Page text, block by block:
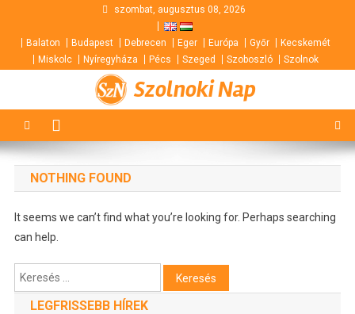
content
szombat, augusztus 08, 2026
Balaton Budapest Debrecen Eger Európa Győr
Kecskemét
Miskolc
Nyíregyháza Pécs Szeged Szoboszló Szolnok
Szolnoki Nap
NOTHING FOUND
It seems we can’t find what you’re looking for. Perhaps searching
can help.
Keresés:
LEGFRISSEBB HÍREK